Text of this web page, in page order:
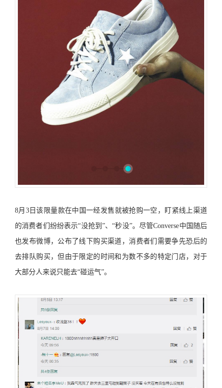
8月3日该限量款在中国一经发售就被抢购一空，盯紧线上渠道
的消费者们纷纷表示“没抢到”、“秒没”。尽管Converse中国随后
也发布微博，公布了线下购买渠道，消费者们需要争先恐后的
去排队购买，但由于限定的时间和为数不多的特定门店，对于
大部分人来说只能去“碰运气”。